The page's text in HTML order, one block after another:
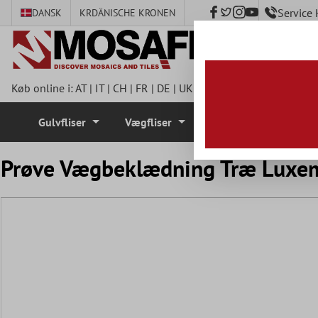
DANSK KRDÄNISCHE KRONEN
Køb online i:AT| IT| CH | FR | DE | UK
Gulvfliser Vægfliser
Prøve Vægbeklædning Træ